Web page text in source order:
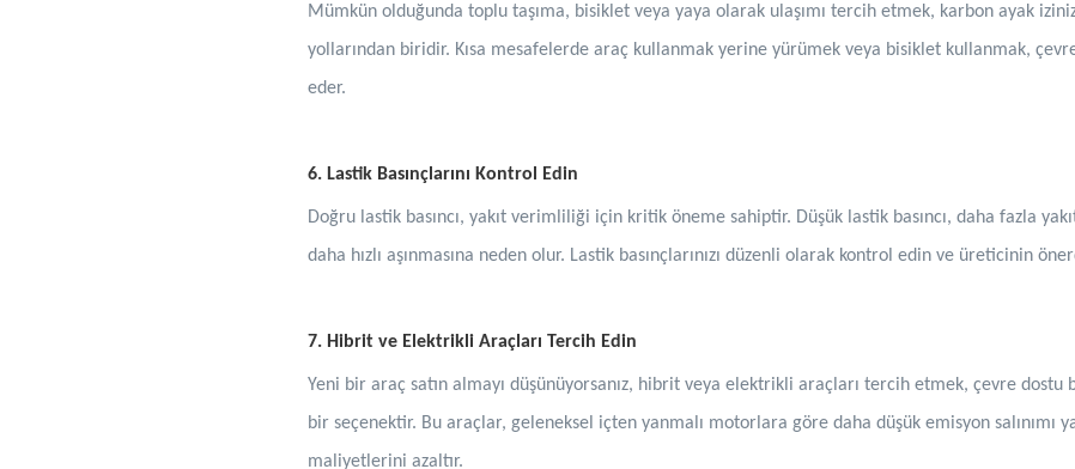
Mümkün olduğunda toplu taşıma, bisiklet veya yaya olarak ulaşımı tercih etmek, karbon ayak
yollarından biridir. Kısa mesafelerde araç kullanmak yerine yürümek veya bisiklet kullanmak,
eder.
6. Lastik Basınçlarını Kontrol Edin
Doğru lastik basıncı, yakıt verimliliği için kritik öneme sahiptir. Düşük lastik basıncı, daha fazla
daha hızlı aşınmasına neden olur. Lastik basınçlarınızı düzenli olarak kontrol edin ve üreticinin
7. Hibrit ve Elektrikli Araçları Tercih Edin
Yeni bir araç satın almayı düşünüyorsanız, hibrit veya elektrikli araçları tercih etmek, çevre
bir seçenektir. Bu araçlar, geleneksel içten yanmalı motorlara göre daha düşük emisyon salınımı
maliyetlerini azaltır.